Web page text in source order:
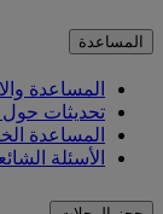
المساعدة
المساعدة
تحديثات حول
المساعدة
الأسئلة